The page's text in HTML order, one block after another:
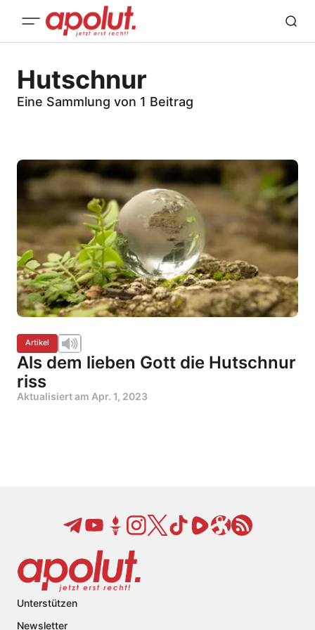
Hutschnur
Eine Sammlung von 1 Beitrag
Artikel
Als dem lieben Gott die Hutschnur
riss
Aktualisiert am Apr. 1, 2023
Unterstützen
Newsletter